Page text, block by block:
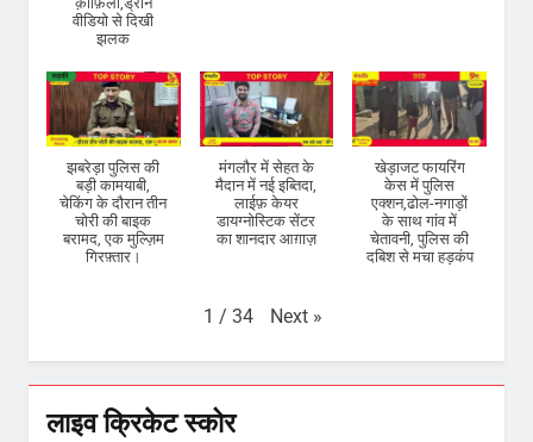
वीडियो से दिखी
झलक
झबरेड़ा पुलिस की
बड़ी कामयाबी,
चेकिंग के दौरान तीन
चोरी की बाइक
बरामद, एक मुल्ज़िम
गिरफ़्तार।
मंगलौर में सेहत के
मैदान में नई इब्तिदा,
लाईफ़ केयर
डायग्नोस्टिक सेंटर
का शानदार आग़ाज़
खेड़ाजट फायरिंग
केस में पुलिस
एक्शन,ढोल-नगाड़ों
के साथ गांव में
चेतावनी, पुलिस की
दबिश से मचा हड़कंप
1 / 34 Next »
लाइव क्रिकेट स्कोर